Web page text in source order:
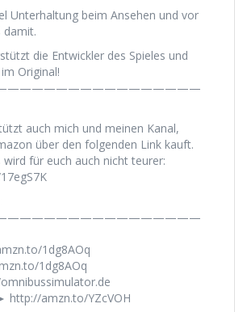
Unterhaltung beim Ansehen und vor
damit.
die Entwickler des Spieles und
Original!
auch mich und meinen Kanal,
über den folgenden Link kauft.
wird für euch auch nicht teurer:
1dg8AOq
1dg8AOq
http://amzn.to/YZcVOH